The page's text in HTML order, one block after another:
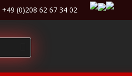
(0)208 62 67 34 02